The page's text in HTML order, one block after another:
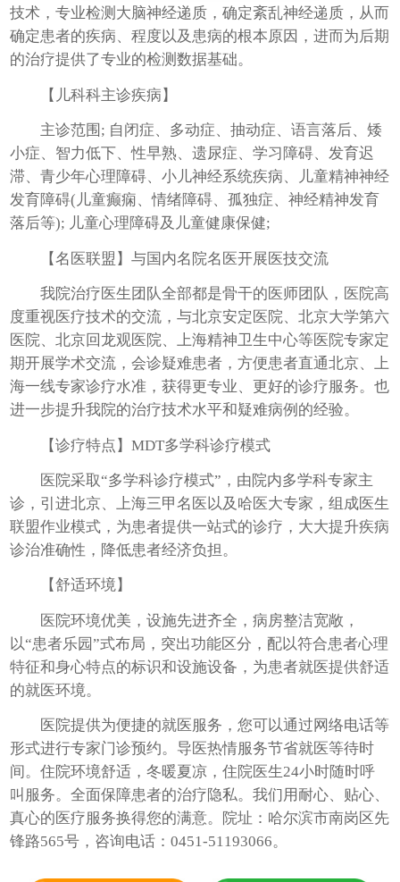
技术，专业检测大脑神经递质，确定紊乱神经递质，从而
确定患者的疾病、程度以及患病的根本原因，进而为后期
的治疗提供了专业的检测数据基础。
【儿科科主诊疾病】
主诊范围; 自闭症、多动症、抽动症、语言落后、矮
小症、智力低下、性早熟、遗尿症、学习障碍、发育迟
滞、青少年心理障碍、小儿神经系统疾病、儿童精神神经
发育障碍(儿童癫痫、情绪障碍、孤独症、神经精神发育
落后等); 儿童心理障碍及儿童健康保健;
【名医联盟】与国内名院名医开展医技交流
我院治疗医生团队全部都是骨干的医师团队，医院高
度重视医疗技术的交流，与北京安定医院、北京大学第六
医院、北京回龙观医院、上海精神卫生中心等医院专家定
期开展学术交流，会诊疑难患者，方便患者直通北京、上
海一线专家诊疗水准，获得更专业、更好的诊疗服务。也
进一步提升我院的治疗技术水平和疑难病例的经验。
【诊疗特点】MDT多学科诊疗模式
医院采取“多学科诊疗模式”，由院内多学科专家主
诊，引进北京、上海三甲名医以及哈医大专家，组成医生
联盟作业模式，为患者提供一站式的诊疗，大大提升疾病
诊治准确性，降低患者经济负担。
【舒适环境】
医院环境优美，设施先进齐全，病房整洁宽敞，
以“患者乐园”式布局，突出功能区分，配以符合患者心理
特征和身心特点的标识和设施设备，为患者就医提供舒适
的就医环境。
医院提供为便捷的就医服务，您可以通过网络电话等
形式进行专家门诊预约。导医热情服务节省就医等待时
间。住院环境舒适，冬暖夏凉，住院医生24小时随时呼
叫服务。全面保障患者的治疗隐私。我们用耐心、贴心、
真心的医疗服务换得您的满意。院址：哈尔滨市南岗区先
锋路565号，咨询电话：0451-51193066。